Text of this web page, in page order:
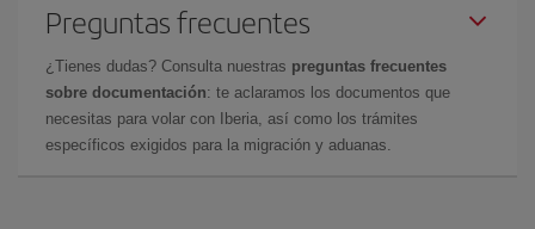
Preguntas frecuentes
¿Tienes dudas? Consulta nuestras preguntas frecuentes
sobre documentación: te aclaramos los documentos que
necesitas para volar con Iberia, así como los trámites
específicos exigidos para la migración y aduanas.